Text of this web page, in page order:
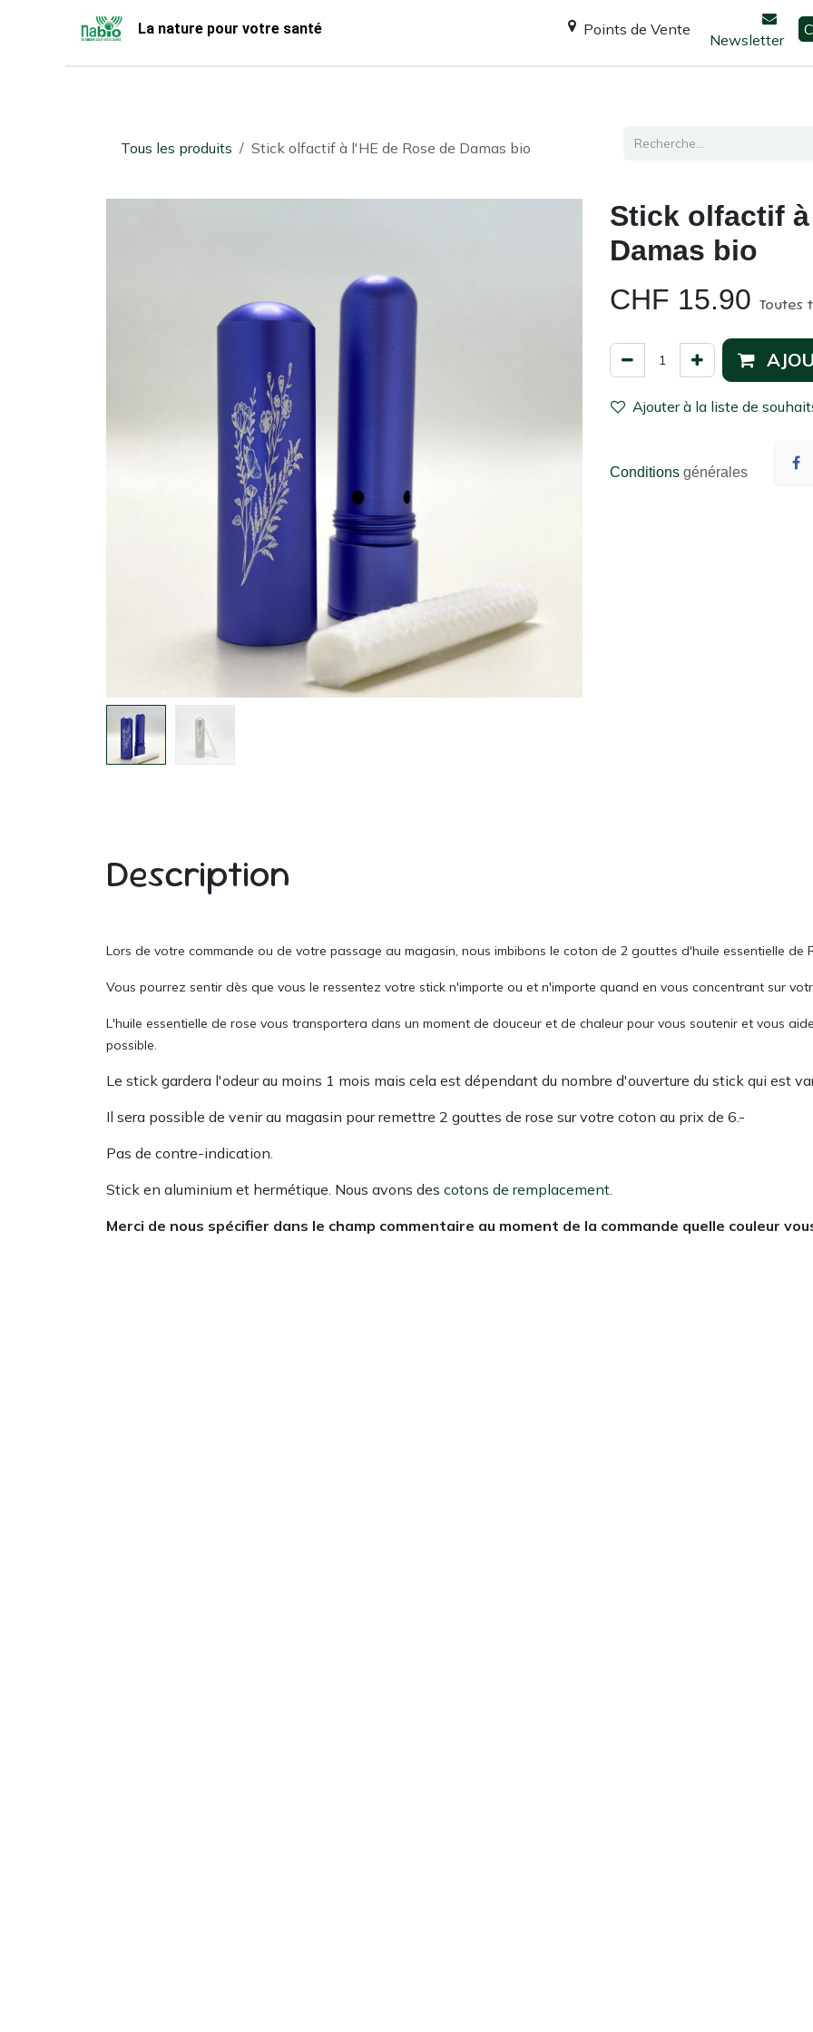
La nature pour votre santé Points de Vente
Newsletter
Tous les produits Stick olfactif à l'HE de Rose de Damas bio
Stick olfactif
Damas bio
CHF 15.90 Toutes
Ajouter à la liste de
Conditions générales
Description
Lors de votre commande ou de votre passage au magasin, nous imbibons le coton de 2 gouttes d'huile essentielle de
Vous pourrez sentir dès que vous le ressentez votre stick n'importe ou et n'importe quand en vous concentrant sur
L'huile essentielle de rose vous transportera dans un moment de douceur et de chaleur pour vous soutenir et vous
possible.
Le stick gardera l'odeur au moins 1 mois mais cela est dépendant du nombre d'ouverture du stick qui est
Il sera possible de venir au magasin pour remettre 2 gouttes de rose sur votre coton au prix de 6.-
Pas de contre-indication.
Stick en aluminium et hermétique. Nous avons des cotons de remplacement
Merci de nous spécifier dans le champ commentaire au moment de la commande quelle couleur